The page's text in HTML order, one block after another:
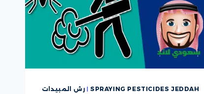
SPRAYING PESTICIDES JEDDAH
| رش المبيدات